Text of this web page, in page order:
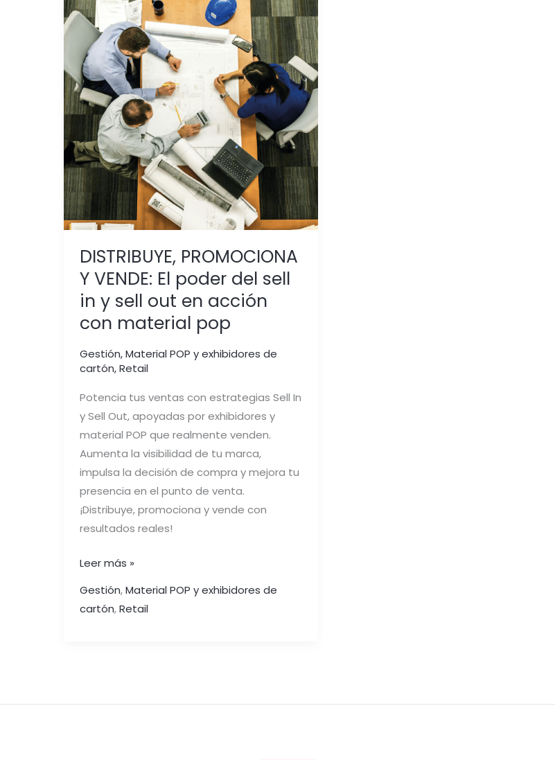
DISTRIBUYE, PROMOCIONA
Y VENDE: El poder del sell
in y sell out en acción
con material pop
Gestión,Material POP y exhibidores de
cartón,Retail
Potencia tus ventas con estrategias Sell In
y Sell Out, apoyadas por exhibidores y
material POP que realmente venden.
Aumenta la visibilidad de tu marca,
impulsa la decisión de compra y mejora tu
presencia en el punto de venta.
¡Distribuye, promociona y vende con
resultados reales!
PROMOCIONA
VENDE:
El
poder
del
sell
in
y
sell
out
en
con
material
pop
Leer más »
Gestión,Material POP y exhibidores de
cartón,Retail